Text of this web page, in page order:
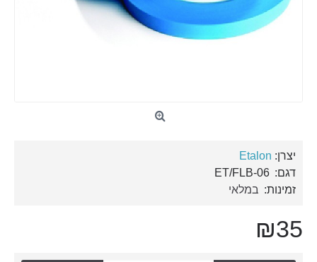
יצרן: Etalon
דגם: ET/FLB-06
זמינות: במלאי
₪35